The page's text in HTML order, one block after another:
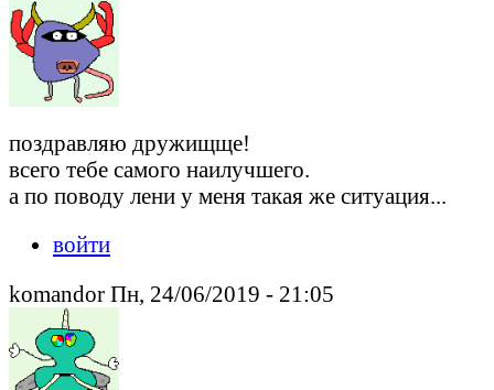
поздравляю дружищще!
всего тебе самого наилучшего.
а по поводу лени у меня такая же ситуация...
войти
komandor Пн, 24/06/2019 - 21:05